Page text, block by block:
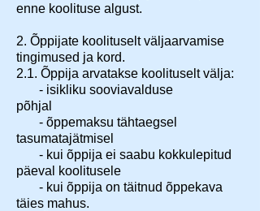
enne koolituse algust.
2. Õppijate koolituselt väljaarvamise
tingimused ja kord.
2.1. Õppija arvatakse koolituselt välja:
- isikliku sooviavalduse
põhjal
- õppemaksu tähtaegsel
tasumatajätmisel
- kui õppija ei saabu kokkulepitud
päeval koolitusele
- kui õppija on täitnud õppekava
täies mahus.